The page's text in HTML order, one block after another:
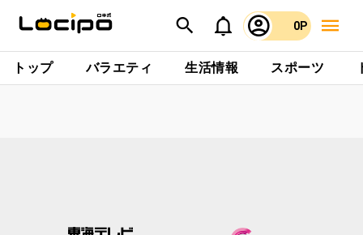
0P
トップ バラエティ 生活情報 スポーツ